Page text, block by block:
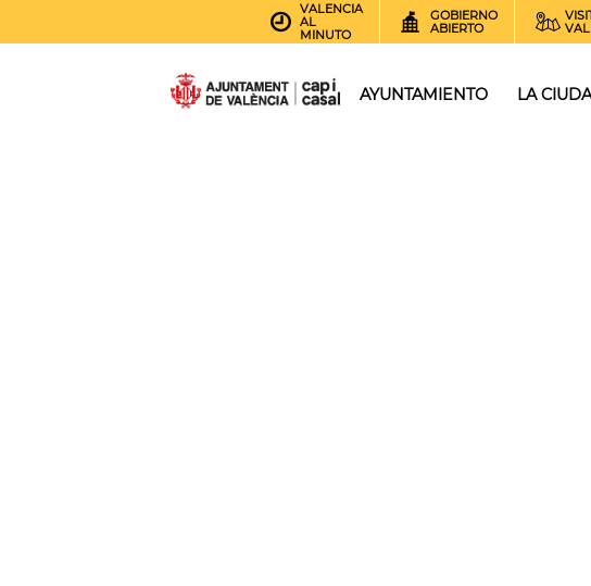
VALENCIA
AL
MINUTO
GOBIERNO
ABIERTO
AYUNTAMIENTO LA